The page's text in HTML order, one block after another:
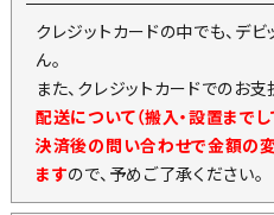
クレジットカードの中でも、デ
ん。
また、クレジットカードでのお
配送について（搬入・設置まで
決済後の問い合わせで金額の
ますので、予めご了承ください。